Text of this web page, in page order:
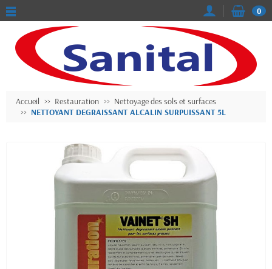
0
Accueil Restauration
Nettoyage des sols et surfaces
NETTOYANT DEGRAISSANT ALCALIN SURPUISSANT 5L